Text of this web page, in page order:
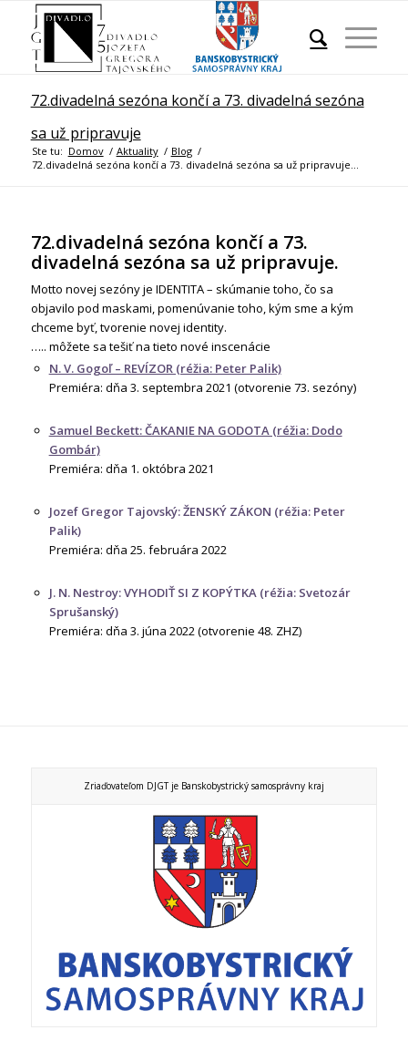
72.divadelná sezóna končí a 73. divadelná sezóna
sa už pripravuje
Ste tu: Domov / Aktuality / Blog /
72.divadelná sezóna končí a 73. divadelná sezóna sa už pripravuje...
72.divadelná sezóna končí a 73.
divadelná sezóna sa už pripravuje.
Motto novej sezóny je IDENTITA – skúmanie toho, čo sa
objavilo pod maskami, pomenúvanie toho, kým sme a kým
chceme byť, tvorenie novej identity.
….. môžete sa tešiť na tieto nové inscenácie
N. V. Gogoľ – REVÍZOR (réžia: Peter Palik)
Premiéra: dňa 3. septembra 2021 (otvorenie 73. sezóny)
Samuel Beckett: ČAKANIE NA GODOTA (réžia: Dodo
Gombár)
Premiéra: dňa 1. októbra 2021
Jozef Gregor Tajovský: ŽENSKÝ ZÁKON (réžia: Peter
Palik)
Premiéra: dňa 25. februára 2022
J. N. Nestroy: VYHODIŤ SI Z KOPÝTKA (réžia: Svetozár
Sprušanský)
Premiéra: dňa 3. júna 2022 (otvorenie 48. ZHZ)
Zriaďovateľom DJGT je Banskobystrický samosprávny kraj